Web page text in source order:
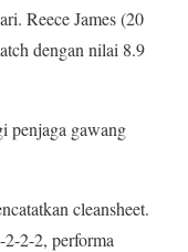
Reece James (20
dengan nilai 8.9
penjaga gawang
cleansheet.
2-2, performa